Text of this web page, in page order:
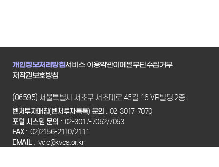
개인정보처리방침서비스 이용약관이메일무단수집거부
저작권보호방침
(06595) 서울특별시 서초구 서초대로 45길 16 VR빌딩 2층
벤처투자매칭(벤처투자톡톡) 문의 : 02-3017-7070
포털 시스템 문의 : 02-3017-7052/7053
FAX : 02)2156-2110/2111
EMAIL : vcic@kvca.or.kr